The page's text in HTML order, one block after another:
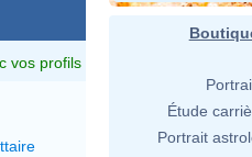
vos profils
Étude
Portrait